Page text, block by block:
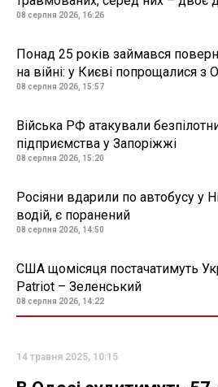
08 серпня 2026, 16:26
Понад 25 років займався
на війні: у Києві попрощалися
08 серпня 2026, 15:57
Війська РФ атакували
підприємства у Запоріжжі
08 серпня 2026, 15:20
Росіяни вдарили по автобусу у
водій, є поранений
08 серпня 2026, 14:50
США щомісяця постачатимуть
Patriot – Зеленський
08 серпня 2026, 14:22
14 травня 2025, 10:15